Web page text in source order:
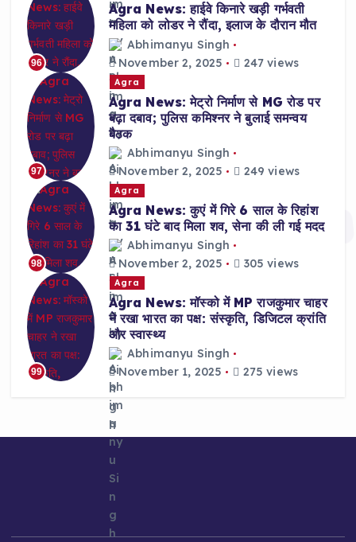
96
Agra News: हाईवे किनारे खड़ी गर्भवती
महिला को लोडर ने रौंदा, इलाज के दौरान मौत
Abhimanyu Singh
November 2, 2025
247 views
97
Agra
Agra News: मेट्रो निर्माण से MG रोड पर
बढ़ा दबाव; पुलिस कमिश्नर ने बुलाई समन्वय
बैठक
Abhimanyu Singh
November 2, 2025
249 views
98
Agra
Agra News: कुएं में गिरे 6 साल के रिहांश
का 31 घंटे बाद मिला शव, सेना की ली गई मदद
Abhimanyu Singh
November 2, 2025
305 views
99
Agra
Agra News: मॉस्को में MP राजकुमार चाहर
ने रखा भारत का पक्ष: संस्कृति, डिजिटल क्रांति
और स्वास्थ्य
Abhimanyu Singh
November 1, 2025
275 views